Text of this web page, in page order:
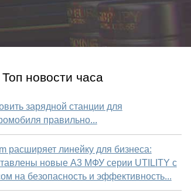
Топ новости часа
зарядной станции для
правильно...
расширяет линейку для бизнеса:
новые А3 МФУ серии UTILITY с
на безопасность и эффективность...